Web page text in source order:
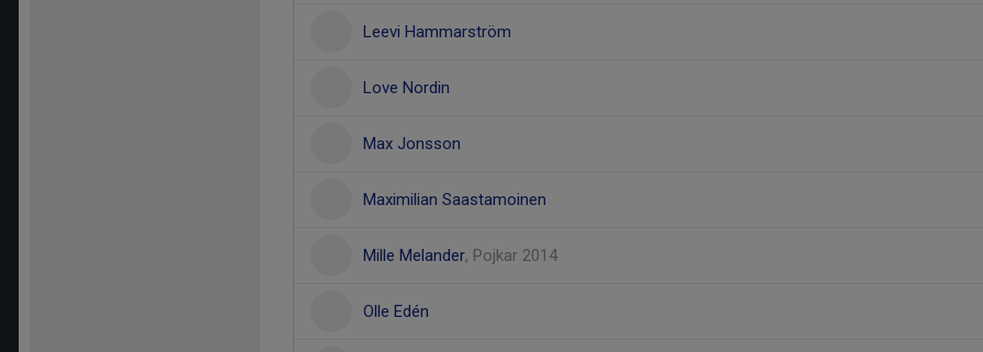
Leevi Hammarström
Love Nordin
Max Jonsson
Maximilian Saastamoinen
Mille Melander, Pojkar 2014
Olle Edén